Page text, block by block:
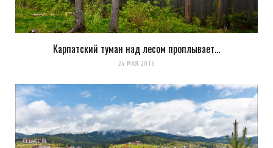
Карпатский туман над лесом проплывает…
24 МАЯ 2016